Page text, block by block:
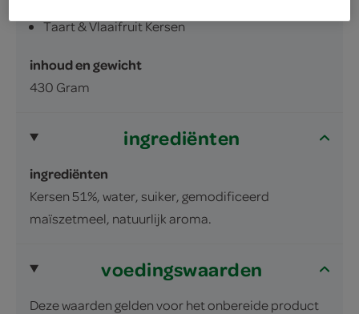
Taart & Vlaaifruit Kersen
inhoud en gewicht
430 Gram
ingrediënten
ingrediënten
Kersen 51%, water, suiker, gemodificeerd
maïszetmeel, natuurlijk aroma.
voedingswaarden
Deze waarden gelden voor het onbereide product